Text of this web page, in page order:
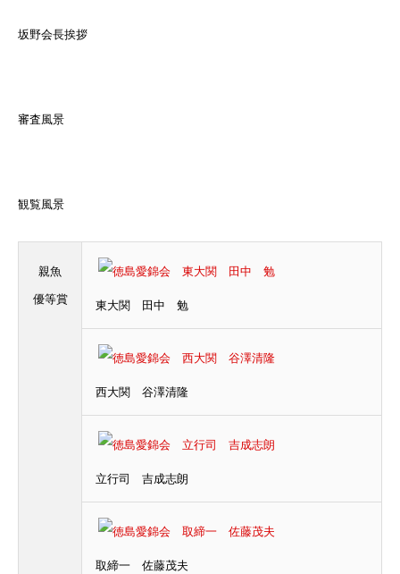
坂野会長挨拶
審査風景
観覧風景
親魚
優等賞 東大関 田中 勉
西大関 谷澤清隆
立行司 吉成志朗
取締一 佐藤茂夫